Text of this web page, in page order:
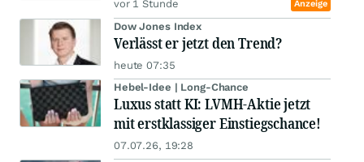
vor 1 Stunde Anzeige
Dow Jones Index
Verlässt er jetzt den Trend?
heute 07:35
Hebel-Idee | Long-Chance
Luxus statt KI: LVMH-Aktie jetzt
mit erstklassiger Einstiegschance!
07.07.26, 19:28